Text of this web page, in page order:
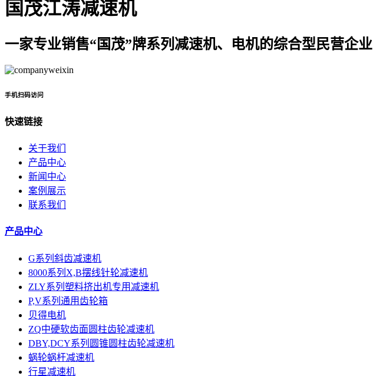
国茂江涛减速机
一家专业销售“国茂”牌系列减速机、电机的综合型民营企业
手机扫码访问
快速链接
关于我们
产品中心
新闻中心
案例展示
联系我们
产品中心
G系列斜齿减速机
8000系列X,B摆线针轮减速机
ZLY系列塑料挤出机专用减速机
P,V系列通用齿轮箱
贝得电机
ZQ中硬软齿面圆柱齿轮减速机
DBY,DCY系列圆锥圆柱齿轮减速机
蜗轮蜗杆减速机
行星减速机